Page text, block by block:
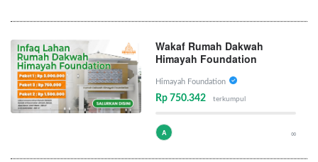
Wakaf Rumah Dakwah
Himayah Foundation
Himayah Foundation
Rp 750.342 terkumpul
A ∞